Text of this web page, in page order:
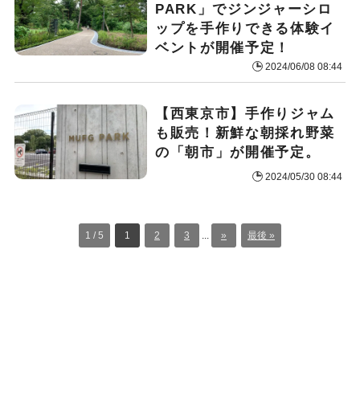
PARK」でジンジャーシロ
ップを手作りできる体験イ
ベントが開催予定！
2024/06/08 08:44
【西東京市】手作りジャム
も販売！新鮮な朝採れ野菜
の「朝市」が開催予定。
2024/05/30 08:44
1 / 5 1 2 3 ... » 最後 »